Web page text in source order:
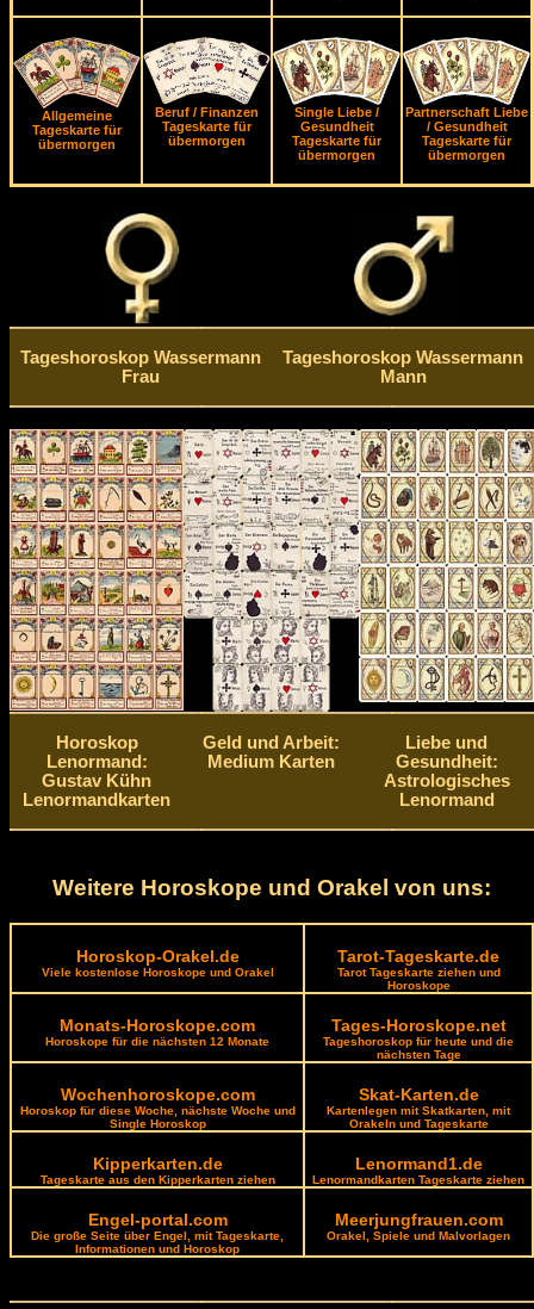
Allgemeine
Tageskarte für
übermorgen
Beruf / Finanzen
Tageskarte für
übermorgen
Single Liebe /
Gesundheit
Tageskarte für
übermorgen
Partnerschaft Liebe
/ Gesundheit
Tageskarte für
übermorgen
Tageshoroskop Wassermann
Frau
Tageshoroskop Wassermann
Mann
Horoskop
Lenormand:
Gustav Kühn
Lenormandkarten
Geld und Arbeit:
Medium Karten
Liebe und
Gesundheit:
Astrologisches
Lenormand
Weitere Horoskope und Orakel von uns:
Horoskop-Orakel.de
Viele kostenlose Horoskope und Orakel
Tarot-Tageskarte.de
Tarot Tageskarte ziehen und
Horoskope
Monats-Horoskope.com
Horoskope für die nächsten 12 Monate
Tages-Horoskope.net
Tageshoroskop für heute und die
nächsten Tage
Wochenhoroskope.com
Horoskop für diese Woche, nächste Woche und
Single Horoskop
Skat-Karten.de
Kartenlegen mit Skatkarten, mit
Orakeln und Tageskarte
Kipperkarten.de
Tageskarte aus den Kipperkarten ziehen
Lenormand1.de
Lenormandkarten Tageskarte ziehen
Engel-portal.com
Die große Seite über Engel, mit Tageskarte,
Informationen und Horoskop
Meerjungfrauen.com
Orakel, Spiele und Malvorlagen